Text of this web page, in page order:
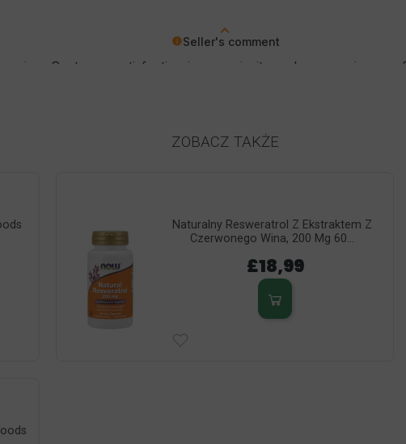
Seller's comment
Customer satisfaction is our priority and your review
ZOBACZ TAKŻE
Naturalny Resweratrol Z Ekstraktem Z
Czerwonego Wina, 200 Mg 60...
£18,99